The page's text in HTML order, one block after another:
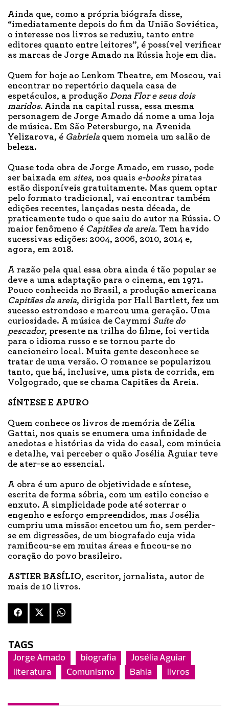
Ainda que, como a própria biógrafa disse,
“imediatamente depois do fim da União Soviética,
o interesse nos livros se reduziu, tanto entre
editores quanto entre leitores”, é possível verificar
as marcas de Jorge Amado na Rússia hoje em dia.
Quem for hoje ao Lenkom Theatre, em Moscou, vai
encontrar no repertório daquela casa de
espetáculos, a produção Dona Flor e seus dois
maridos. Ainda na capital russa, essa mesma
personagem de Jorge Amado dá nome a uma loja
de música. Em São Petersburgo, na Avenida
Yelizarova, é Gabriela quem nomeia um salão de
beleza.
Quase toda obra de Jorge Amado, em russo, pode
ser baixada em sites, nos quais e-bookspiratas
estão disponíveis gratuitamente. Mas quem optar
pelo formato tradicional, vai encontrar também
edições recentes, lançadas nesta década, de
praticamente tudo o que saiu do autor na Rússia. O
maior fenômeno é Capitães da areia. Tem havido
sucessivas edições: 2004, 2006, 2010, 2014 e,
agora, em 2018.
A razão pela qual essa obra ainda é tão popular se
deve a uma adaptação para o cinema, em 1971.
Pouco conhecida no Brasil, a produção americana
Capitães da areia, dirigida por Hall Bartlett, fez um
sucesso estrondoso e marcou uma geração. Uma
curiosidade. A música de Caymmi Suíte do
pescador, presente na trilha do filme, foi vertida
para o idioma russo e se tornou parte do
cancioneiro local. Muita gente desconhece se
tratar de uma versão. O romance se popularizou
tanto, que há, inclusive, uma pista de corrida, em
Volgogrado, que se chama Capitães da Areia.
SÍNTESE E APURO
Quem conhece os livros de memória de Zélia
Gattai, nos quais se enumera uma infinidade de
anedotas e histórias da vida do casal, com minúcia
e detalhe, vai perceber o quão Josélia Aguiar teve
de ater-se ao essencial.
A obra é um apuro de objetividade e síntese,
escrita de forma sóbria, com um estilo conciso e
enxuto. A simplicidade pode até soterrar o
engenho e esforço empreendidos, mas Josélia
cumpriu uma missão: encetou um fio, sem perder-
se em digressões, de um biografado cuja vida
ramificou-se em muitas áreas e fincou-se no
coração do povo brasileiro.
ASTIER BASÍLIO, escritor, jornalista, autor de
mais de 10 livros.
TAGS
Jorge Amado biografia
Josélia Aguiar
literatura
Comunismo Bahia livros